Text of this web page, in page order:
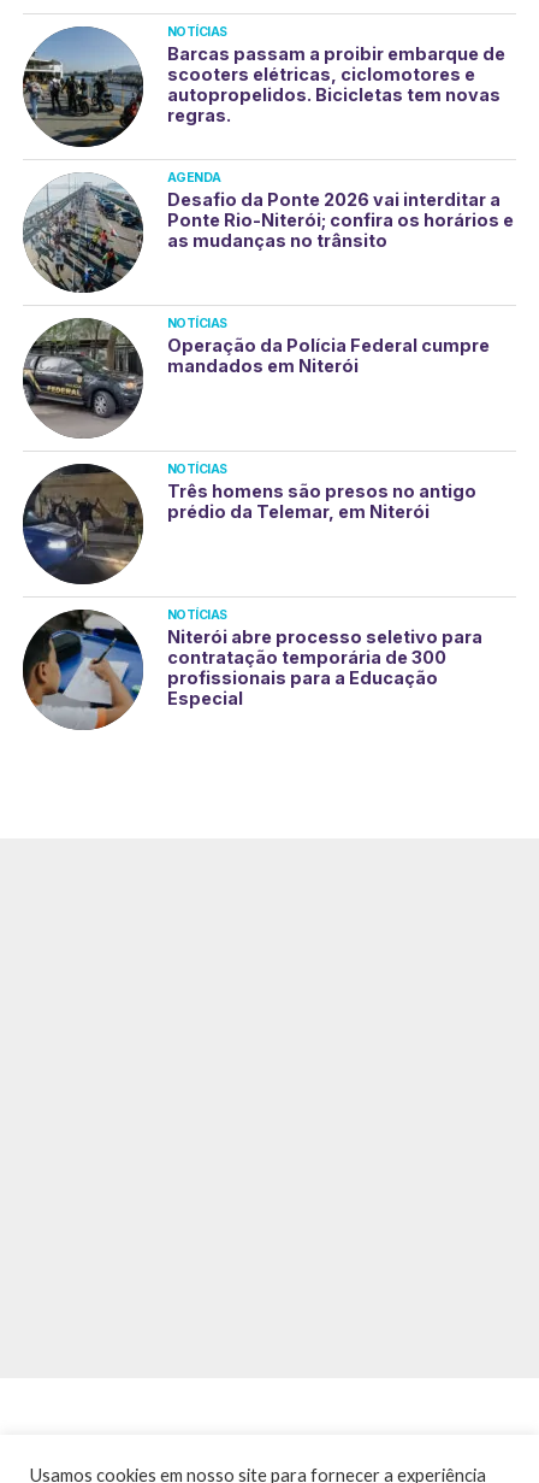
NOTÍCIAS
Barcas passam a proibir embarque de
scooters elétricas, ciclomotores e
autopropelidos. Bicicletas tem novas
regras.
AGENDA
Desafio da Ponte 2026 vai interditar a
Ponte Rio-Niterói; confira os horários e
as mudanças no trânsito
NOTÍCIAS
Operação da Polícia Federal cumpre
mandados em Niterói
NOTÍCIAS
Três homens são presos no antigo
prédio da Telemar, em Niterói
NOTÍCIAS
Niterói abre processo seletivo para
contratação temporária de 300
profissionais para a Educação
Especial
Usamos cookies em nosso site para fornecer a experiência